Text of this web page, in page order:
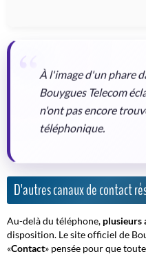
À l'image d'un phare
Bouygues Telecom
n'ont pas encore
téléphonique.
D'autres canaux de contact
Au-delà du téléphone, plusieurs
disposition. Le site officiel de
«Contact» pensée pour que